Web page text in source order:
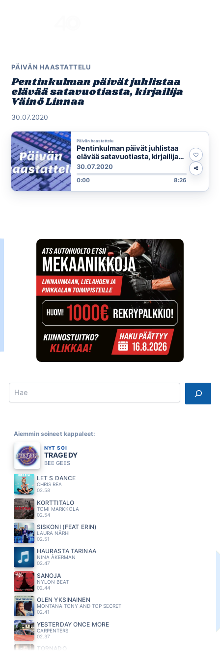
PÄIVÄN HAASTATTELU
Pentinkulman päivät juhlistaa
elävää satavuotiasta, kirjailija
Väinö Linnaa
30.07.2020
Päivän haastattelu
Pentinkulman päivät juhlistaa
elävää satavuotiasta, kirjailija
Väinö Linnaa
30.07.2020
0:00 8:26
Search
Aiemmin soineet kappaleet:
NYT SOI
TRAGEDY
BEE GEES
LET S DANCE
CHRIS REA
02.58
KORTTITALO
TOMI MARKKOLA
02.54
SISKONI (FEAT ERIN)
LAURA NÄRHI
02.51
HAURASTA TARINAA
NINA ÅKERMAN
02.47
SANOJA
NYLON BEAT
02.44
OLEN YKSINAINEN
MONTANA TONY AND TOP SECRET
02.41
YESTERDAY ONCE MORE
CARPENTERS
02.37
TORNADO